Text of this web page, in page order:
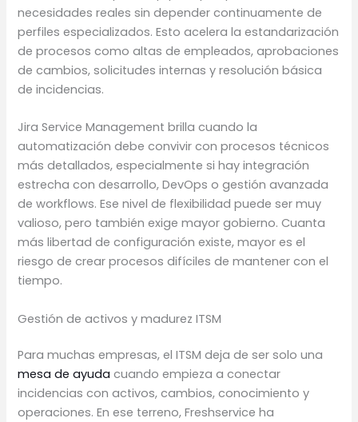
necesidades reales sin depender continuamente de
perfiles especializados. Esto acelera la estandarización
de procesos como altas de empleados, aprobaciones
de cambios, solicitudes internas y resolución básica
de incidencias.
Jira Service Management brilla cuando la
automatización debe convivir con procesos técnicos
más detallados, especialmente si hay integración
estrecha con desarrollo, DevOps o gestión avanzada
de workflows. Ese nivel de flexibilidad puede ser muy
valioso, pero también exige mayor gobierno. Cuanta
más libertad de configuración existe, mayor es el
riesgo de crear procesos difíciles de mantener con el
tiempo.
Gestión de activos y madurez ITSM
Para muchas empresas, el ITSM deja de ser solo una
mesa de ayuda cuando empieza a conectar
incidencias con activos, cambios, conocimiento y
operaciones. En ese terreno, Freshservice ha